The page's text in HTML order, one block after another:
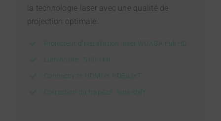
la technologie laser avec une qualité de
projection optimale.
Projecteur d’installation laser WUXGA Full HD
Luminosité : 5 000 lm
Connectivité HDMI et HDBaseT
Correction du trapèze : lens shift